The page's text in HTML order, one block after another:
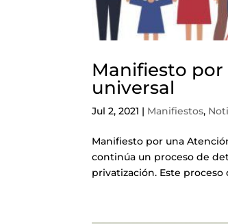
Manifiesto
universal
Jul 2, 2021 | Manifiestos,
Manifiesto por una
continúa un proceso de
privatización. Este